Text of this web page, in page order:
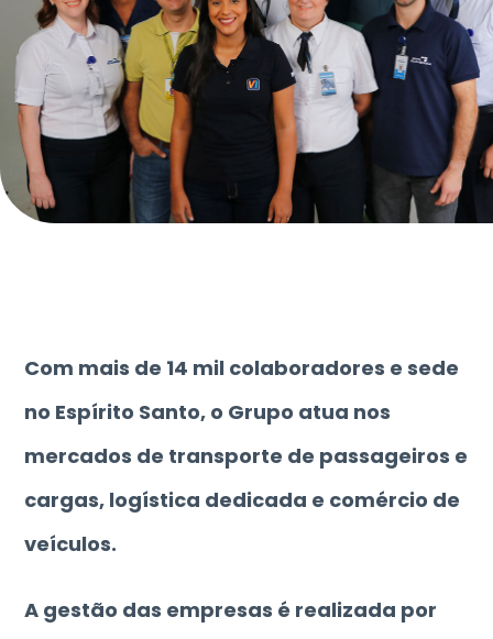
Com mais de 14 mil colaboradores e sede
no Espírito Santo, o Grupo atua nos
mercados de transporte de passageiros e
cargas, logística dedicada e comércio de
veículos.
A gestão das empresas é realizada por